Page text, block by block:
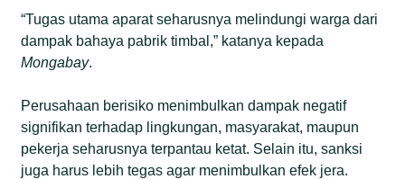
“Tugas utama aparat seharusnya melindungi warga dari
dampak bahaya pabrik timbal,” katanya kepada
Mongabay.
Perusahaan berisiko menimbulkan dampak negatif
signifikan terhadap lingkungan, masyarakat, maupun
pekerja seharusnya terpantau ketat. Selain itu, sanksi
juga harus lebih tegas agar menimbulkan efek jera.